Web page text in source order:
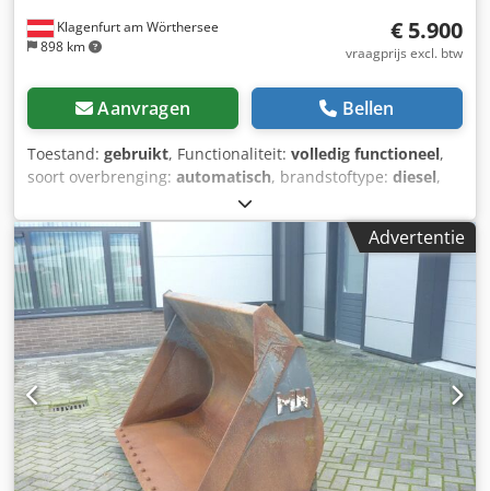
Klagenfurt am Wörthersee
898 km
€ 5.900
vraagprijs excl. btw
Aanvragen Bellen
Toestand: gebruikt, Functionaliteit: volledig functioneel,
soort overbrenging: automatisch, brandstoftype: diesel,
7.500 kg
registratie:10/1977, Bouwjaar:1977, Uitrusting:
hydraulica , Technisch in orde Dcodpot S Idrofx Am Hek
Advertentie